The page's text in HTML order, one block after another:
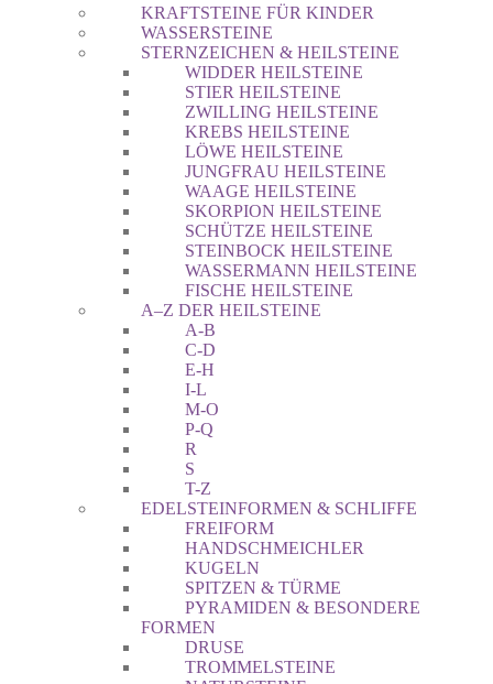
KRAFTSTEINE FÜR KINDER
WASSERSTEINE
STERNZEICHEN & HEILSTEINE
WIDDER HEILSTEINE
STIER HEILSTEINE
ZWILLING HEILSTEINE
KREBS HEILSTEINE
LÖWE HEILSTEINE
JUNGFRAU HEILSTEINE
WAAGE HEILSTEINE
SKORPION HEILSTEINE
SCHÜTZE HEILSTEINE
STEINBOCK HEILSTEINE
WASSERMANN HEILSTEINE
FISCHE HEILSTEINE
A–Z DER HEILSTEINE
A-B
C-D
E-H
I-L
M-O
P-Q
R
S
T-Z
EDELSTEINFORMEN & SCHLIFFE
FREIFORM
HANDSCHMEICHLER
KUGELN
SPITZEN & TÜRME
PYRAMIDEN & BESONDERE
FORMEN
DRUSE
TROMMELSTEINE